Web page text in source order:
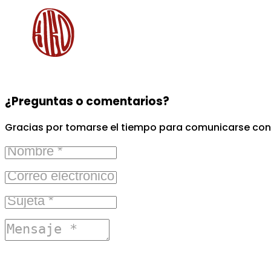
¿Preguntas o comentarios?
Gracias por tomarse el tiempo para comunicarse